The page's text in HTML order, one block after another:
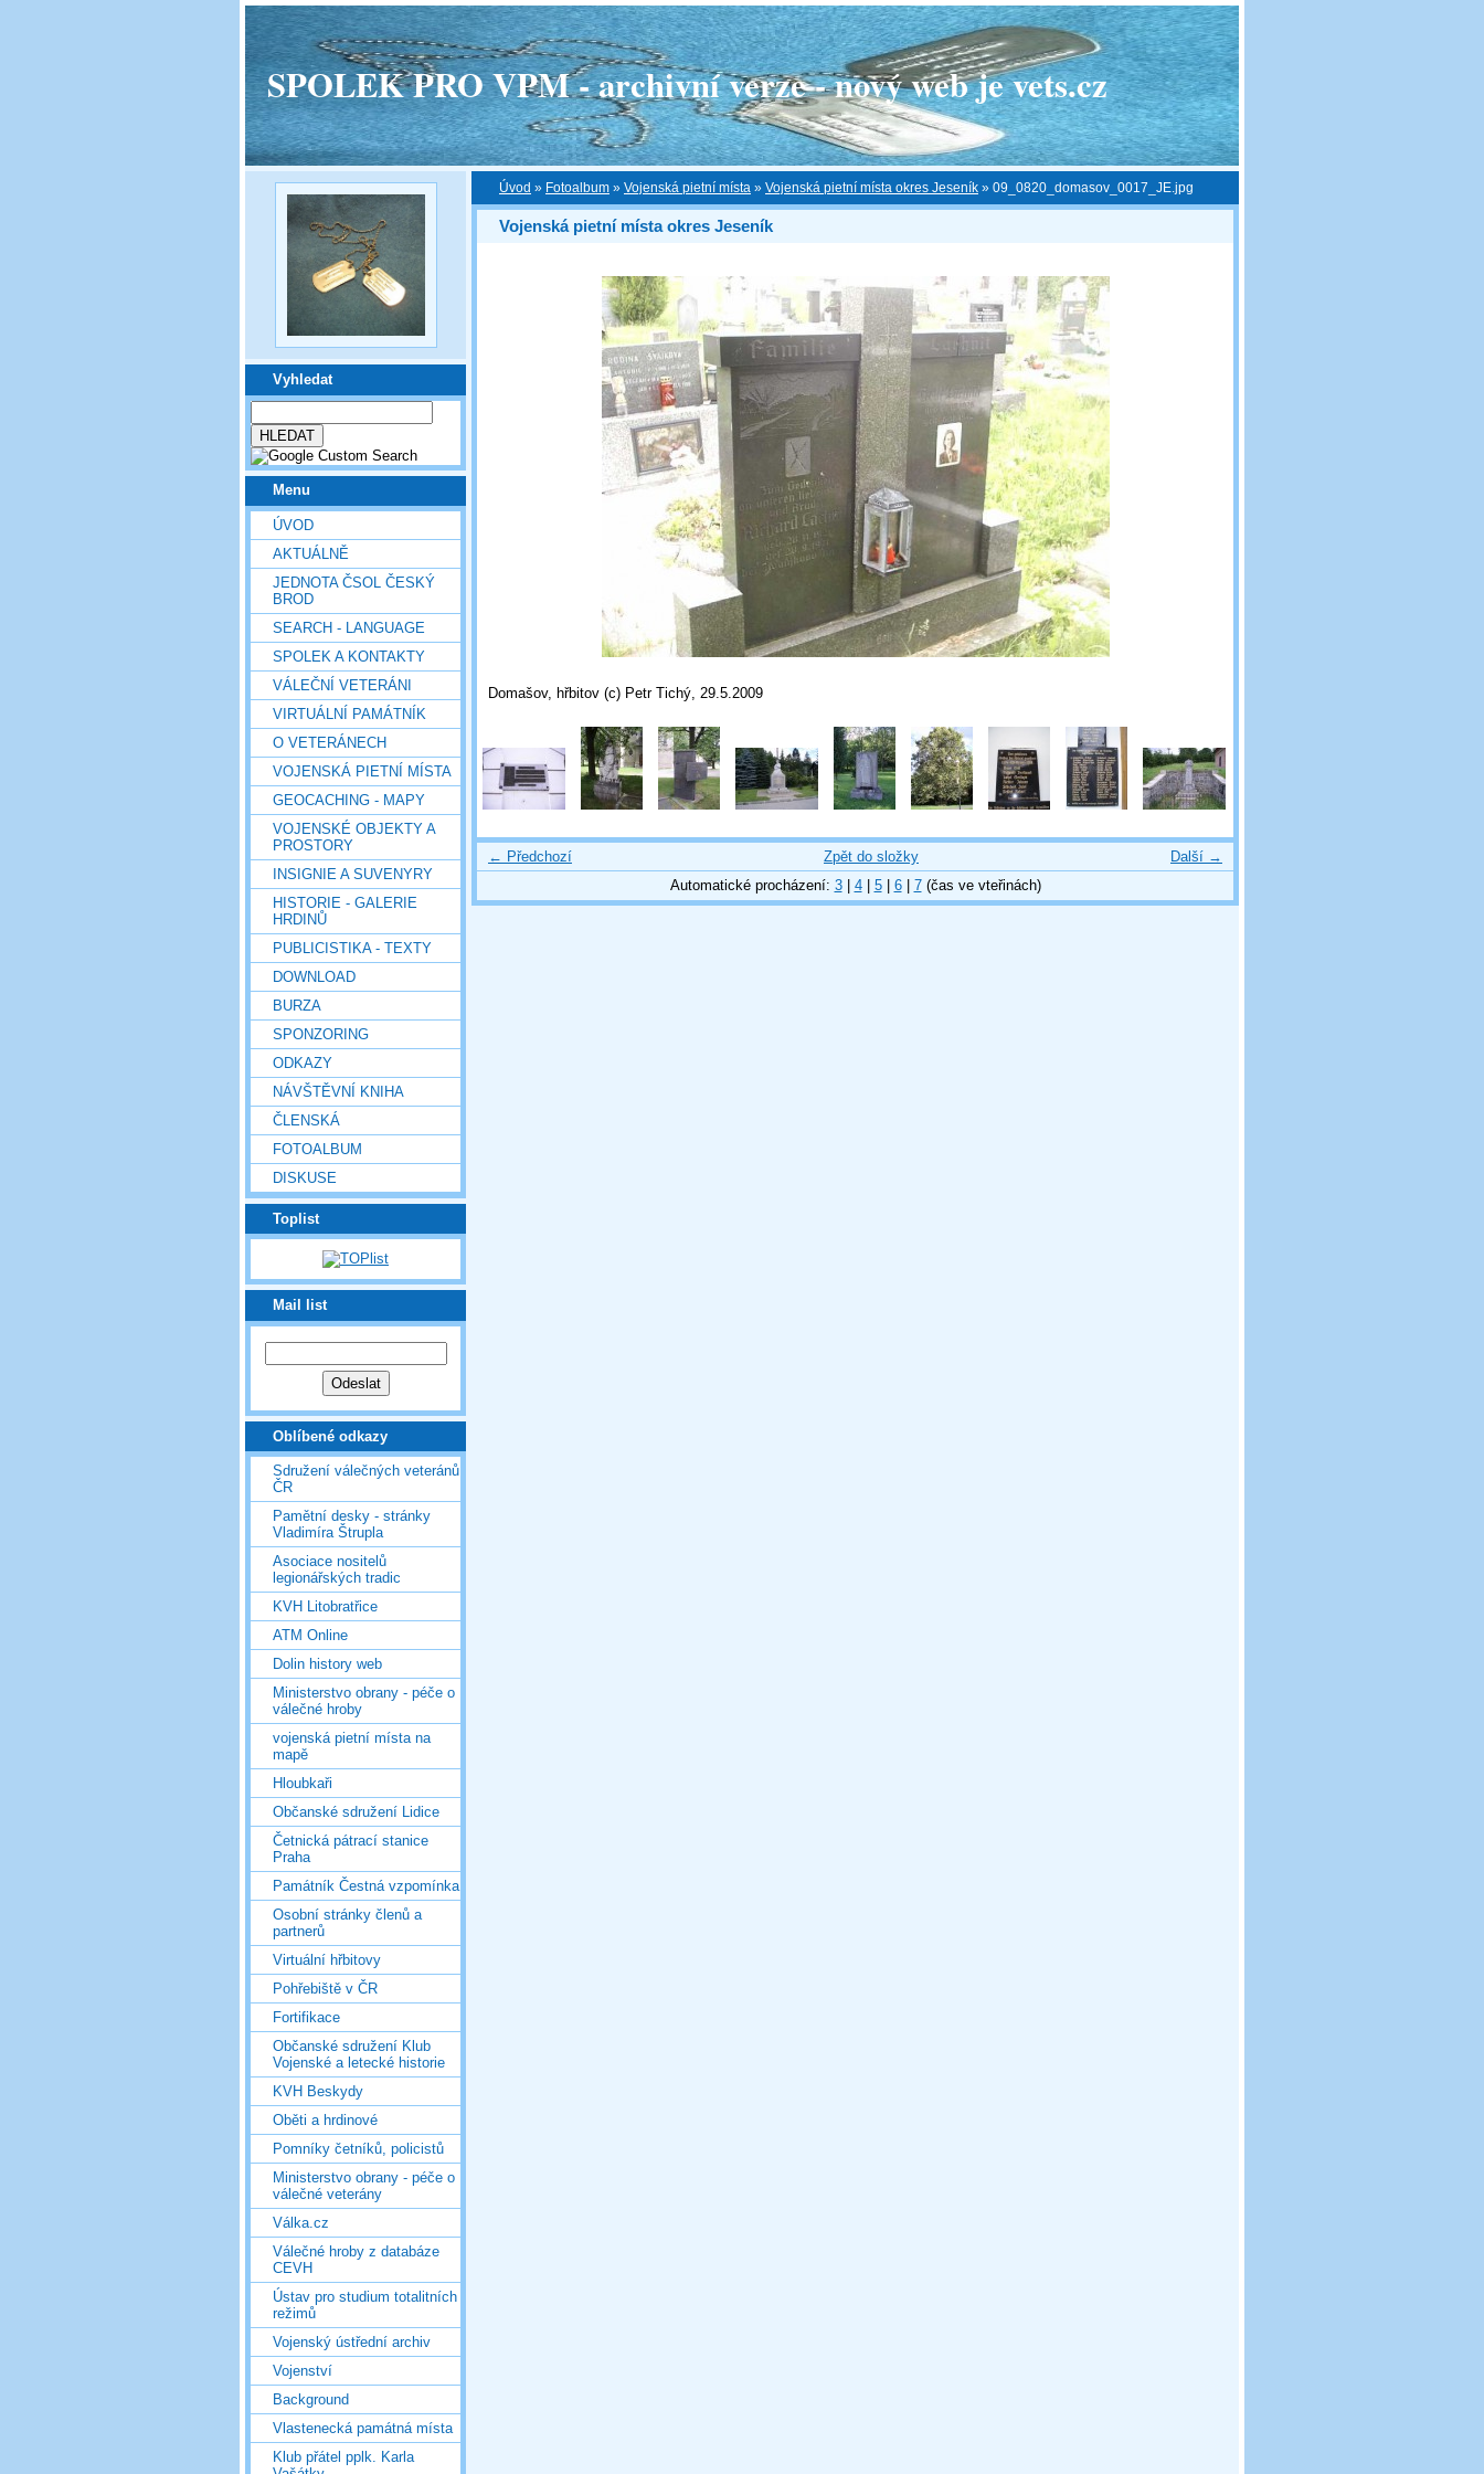
SPOLEK PRO VPM - archivní verze - nový web je vets.cz
Vyhledat
Menu
ÚVOD
AKTUÁLNĚ
JEDNOTA ČSOL ČESKÝ
BROD
SEARCH - LANGUAGE
SPOLEK A KONTAKTY
VÁLEČNÍ VETERÁNI
VIRTUÁLNÍ PAMÁTNÍK
O VETERÁNECH
VOJENSKÁ PIETNÍ MÍSTA
GEOCACHING - MAPY
VOJENSKÉ OBJEKTY A
PROSTORY
INSIGNIE A SUVENYRY
HISTORIE - GALERIE
HRDINŮ
PUBLICISTIKA - TEXTY
DOWNLOAD
BURZA
SPONZORING
ODKAZY
NÁVŠTĚVNÍ KNIHA
ČLENSKÁ
FOTOALBUM
DISKUSE
Toplist
Mail list
Oblíbené odkazy
Sdružení válečných veteránů
ČR
Pamětní desky - stránky
Vladimíra Štrupla
Asociace nositelů
legionářských tradic
KVH Litobratřice
ATM Online
Dolin history web
Ministerstvo obrany - péče o
válečné hroby
vojenská pietní místa na
mapě
Hloubkaři
Občanské sdružení Lidice
Četnická pátrací stanice
Praha
Památník Čestná vzpomínka
Osobní stránky členů a
partnerů
Virtuální hřbitovy
Pohřebiště v ČR
Fortifikace
Občanské sdružení Klub
Vojenské a letecké historie
KVH Beskydy
Oběti a hrdinové
Pomníky četníků, policistů
Ministerstvo obrany - péče o
válečné veterány
Válka.cz
Válečné hroby z databáze
CEVH
Ústav pro studium totalitních
režimů
Vojenský ústřední archiv
Vojenství
Background
Vlastenecká památná místa
Klub přátel pplk. Karla
Úvod » Fotoalbum » Vojenská pietní místa » Vojenská pietní místa okres Jeseník » 09_0820_domasov_0017_JE.jpg
Vojenská pietní místa okres Jeseník
Domašov, hřbitov (c) Petr Tichý, 29.5.2009
← Předchozí Další →
Zpět do složky
Automatické procházení: 3| 4| 5| 6| 7(čas ve vteřinách)